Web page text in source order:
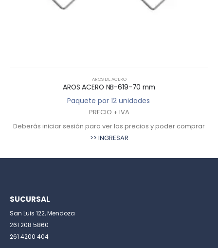
AROS DE ACERO
AROS ACERO NB-619-70 mm
Paquete por 12 unidades
PRECIO + IVA
Deberás iniciar sesión para ver los precios y poder comprar
>> INGRESAR
SUCURSAL
San Luis 122, Mendoza
261 208 5860
261 4200 404